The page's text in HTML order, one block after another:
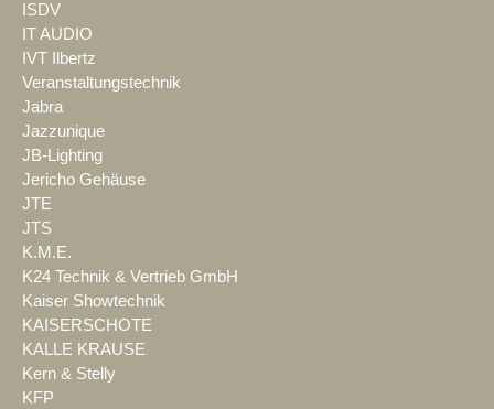
ISDV
IT AUDIO
IVT Ilbertz
Veranstaltungstechnik
Jabra
Jazzunique
JB-Lighting
Jericho Gehäuse
JTE
JTS
K.M.E.
K24 Technik & Vertrieb GmbH
Kaiser Showtechnik
KAISERSCHOTE
KALLE KRAUSE
Kern & Stelly
KFP